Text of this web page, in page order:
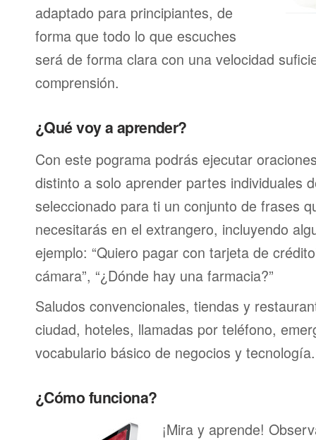
adaptado para principiantes, de
forma que todo lo que escuches
será de forma clara con una velocidad
comprensión.
¿Qué voy a aprender?
Con este pograma podrás ejecutar
distinto a solo aprender partes individuales
seleccionado para ti un conjunto de frases
necesitarás en el extrangero, incluyendo
ejemplo: “Quiero pagar con tarjeta de
cámara”, “¿Dónde hay una farmacia?”
Saludos convencionales, tiendas y
ciudad, hoteles, llamadas por teléfono,
vocabulario básico de negocios y tecnología.
¿Cómo funciona?
¡Mira y aprende!